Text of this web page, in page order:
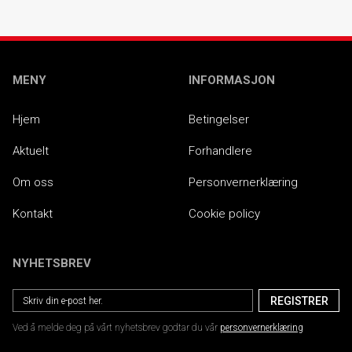
MENY
Hjem
Aktuelt
Om oss
Kontakt
INFORMASJON
Betingelser
Forhandlere
Personvernerklæring
Cookie policy
NYHETSBREV
Ved å melde deg på vårt nyhetsbrev godtar du vår personvernerklæring